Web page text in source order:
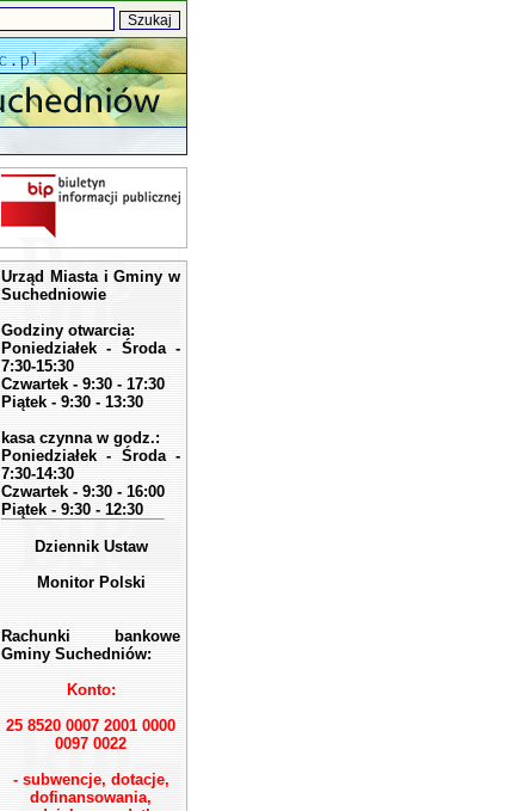
Urząd Miasta i Gminy w
Suchedniowie
Godziny otwarcia:
Poniedziałek - Środa -
7:30-15:30
Czwartek - 9:30 - 17:30
Piątek - 9:30 - 13:30
kasa czynna w godz.:
Poniedziałek - Środa -
7:30-14:30
Czwartek - 9:30 - 16:00
Piątek - 9:30 - 12:30
Dziennik Ustaw
Monitor Polski
Rachunki bankowe
Gminy Suchedniów:
Konto:
25 8520 0007 2001 0000
0097 0022
- subwencje, dotacje,
dofinansowania,